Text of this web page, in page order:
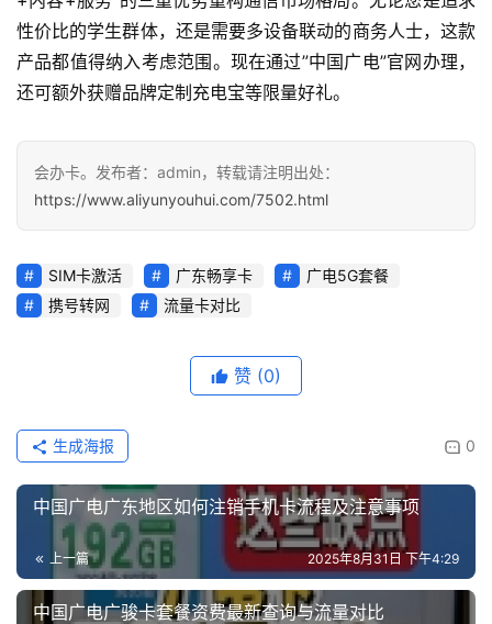
性价比的学生群体，还是需要多设备联动的商务人士，这款
产品都值得纳入考虑范围。现在通过”中国广电”官网办理，
还可额外获赠品牌定制充电宝等限量好礼。
会办卡。发布者：admin，转载请注明出处：
https://www.aliyunyouhui.com/7502.html
SIM卡激活 广东畅享卡
广电5G套餐
携号转网
流量卡对比
赞 (0)
0
生成海报
中国广电广东地区如何注销手机卡流程及注意事项
上一篇 2025年8月31日 下午4:29
中国广电广骏卡套餐资费最新查询与流量对比